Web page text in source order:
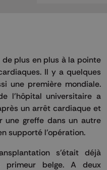
de plus en plus à la pointe
Il y a quelques
une première mondiale.
l'hôpital universitaire a
un arrêt cardiaque et
une greffe dans un autre
supporté l'opération.
s'était déjà
primeur belge. A deux